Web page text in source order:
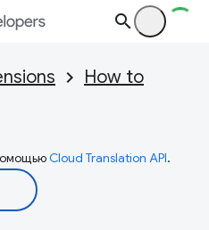
How to
Cloud Translation API.